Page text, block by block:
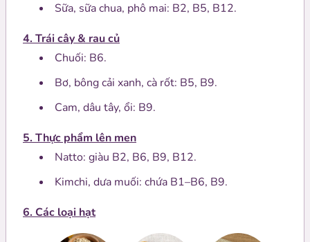
Sữa, sữa chua, phô mai: B2, B5, B12.
4. Trái cây & rau củ
Chuối: B6.
Bơ, bông cải xanh, cà rốt: B5, B9.
Cam, dâu tây, ổi: B9.
5. Thực phẩm lên men
Natto: giàu B2, B6, B9, B12.
Kimchi, dưa muối: chứa B1–B6, B9.
6. Các loại hạt